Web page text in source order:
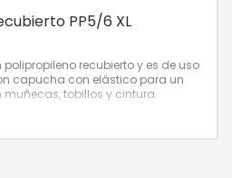
PP5/6 XL
polipropileno recubierto y es de uso
capucha con elástico para un
muñecas, tobillos y cintura.